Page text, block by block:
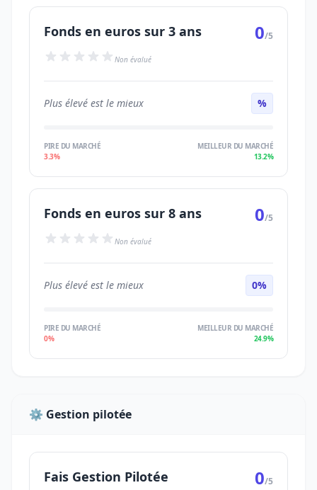
Fonds en euros sur 3 ans 0/5
Non évalué
Plus élevé est le mieux %
PIRE DU MARCHÉ
3.3%
MEILLEUR DU MARCHÉ
13.2%
Fonds en euros sur 8 ans 0/5
Non évalué
Plus élevé est le mieux 0%
PIRE DU MARCHÉ
0%
MEILLEUR DU MARCHÉ
24.9%
⚙️ Gestion pilotée
Fais Gestion Pilotée 0/5